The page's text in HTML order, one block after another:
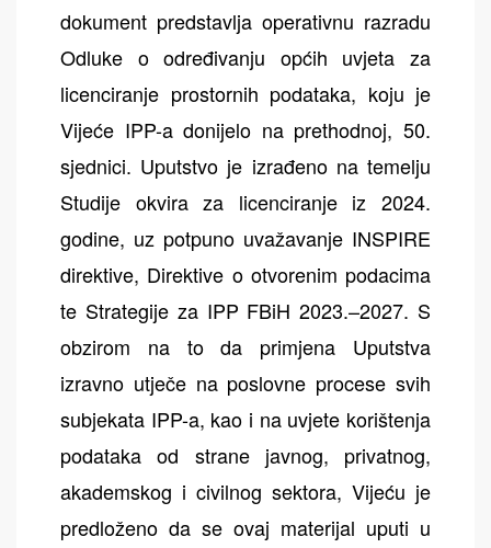
dokument predstavlja operativnu razradu
Odluke o određivanju općih uvjeta za
licenciranje prostornih podataka, koju je
Vijeće IPP-a donijelo na prethodnoj, 50.
sjednici. Uputstvo je izrađeno na temelju
Studije okvira za licenciranje iz 2024.
godine, uz potpuno uvažavanje INSPIRE
direktive, Direktive o otvorenim podacima
te Strategije za IPP FBiH 2023.–2027. S
obzirom na to da primjena Uputstva
izravno utječe na poslovne procese svih
subjekata IPP-a, kao i na uvjete korištenja
podataka od strane javnog, privatnog,
akademskog i civilnog sektora, Vijeću je
predloženo da se ovaj materijal uputi u